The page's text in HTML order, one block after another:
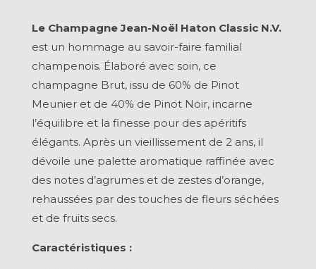
Le Champagne Jean-Noël Haton Classic N.V.
est un hommage au savoir-faire familial
champenois. Élaboré avec soin, ce
champagne Brut, issu de 60% de Pinot
Meunier et de 40% de Pinot Noir, incarne
l’équilibre et la finesse pour des apéritifs
élégants. Après un vieillissement de 2 ans, il
dévoile une palette aromatique raffinée avec
des notes d’agrumes et de zestes d’orange,
rehaussées par des touches de fleurs séchées
et de fruits secs.
Caractéristiques :